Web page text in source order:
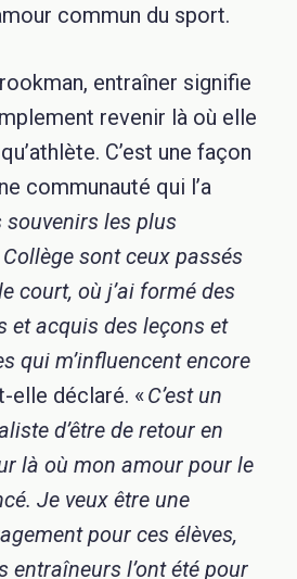
commun du sport.
entraîner signifie
revenir là où elle
C’est une façon
communauté qui l’a
souvenirs les plus
sont ceux passés
court, où j’ai formé des
et acquis des leçons et
qui m’influencent encore
elle déclaré. «C’est un
d’être de retour en
là où mon amour pour le
Je veux être une
pour ces élèves,
entraîneurs l’ont été pour